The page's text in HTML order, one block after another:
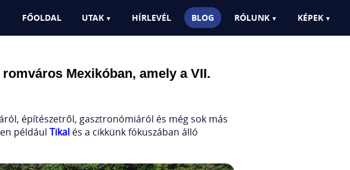
FŐOLDAL UTAK HÍRLEVÉL BLOG RÓLUNK KÉPEK
Mexikóban, amely a VII.
építészetről, gasztronómiáról és még sok más
például Tikal és a cikkünk fókuszában álló